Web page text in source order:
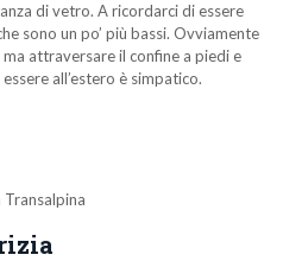
di vetro. A ricordarci di essere
sono un po’ più bassi. Ovviamente
attraversare il confine a piedi e
all’estero è simpatico.
Transalpina